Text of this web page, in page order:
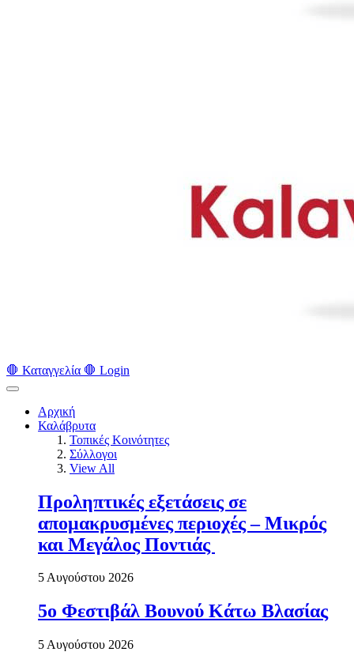
🛑 Καταγγελία 🛑 Login
Αρχική
Καλάβρυτα
Τοπικές Κοινότητες
Σύλλογοι
View All
Προληπτικές εξετάσεις σε
απομακρυσμένες περιοχές – Μικρός
και Μεγάλος Ποντιάς
5 Αυγούστου 2026
5ο Φεστιβάλ Βουνού Κάτω Βλασίας
5 Αυγούστου 2026